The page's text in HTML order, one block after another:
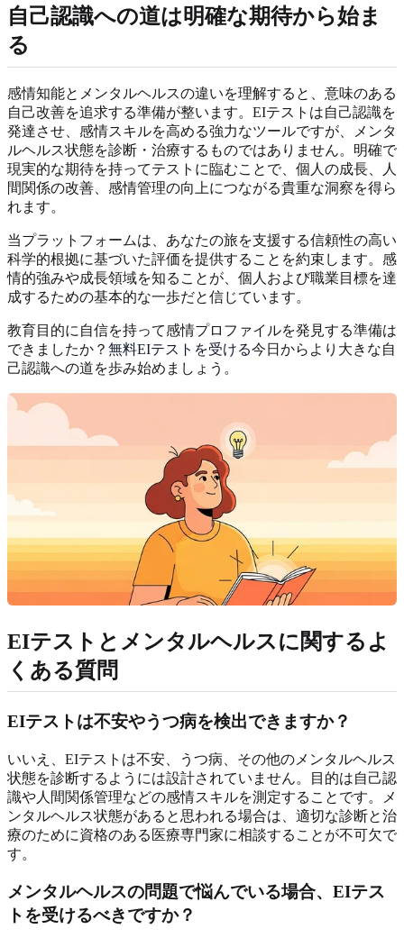
自己認識への道は明確な期待から始ま
る
感情知能とメンタルヘルスの違いを理解すると、意味のある
自己改善を追求する準備が整います。EIテストは自己認識を
発達させ、感情スキルを高める強力なツールですが、メンタ
ルヘルス状態を診断・治療するものではありません。明確で
現実的な期待を持ってテストに臨むことで、個人の成長、人
間関係の改善、感情管理の向上につながる貴重な洞察を得ら
れます。
当プラットフォームは、あなたの旅を支援する信頼性の高い
科学的根拠に基づいた評価を提供することを約束します。感
情的強みや成長領域を知ることが、個人および職業目標を達
成するための基本的な一歩だと信じています。
教育目的に自信を持って感情プロファイルを発見する準備は
できましたか？ 無料EIテストを受ける今日からより大きな自
己認識への道を歩み始めましょう。
EIテストとメンタルヘルスに関するよ
くある質問
EIテストは不安やうつ病を検出できますか？
いいえ、EIテストは不安、うつ病、その他のメンタルヘルス
状態を診断するようには設計されていません。目的は自己認
識や人間関係管理などの感情スキルを測定することです。メ
ンタルヘルス状態があると思われる場合は、適切な診断と治
療のために資格のある医療専門家に相談することが不可欠で
す。
メンタルヘルスの問題で悩んでいる場合、EIテス
トを受けるべきですか？